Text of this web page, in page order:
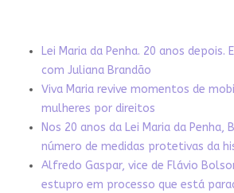
Lei Maria da Penha. 20 anos depois.
com Juliana Brandão
Viva Maria revive momentos de
mulheres por direitos
Nos 20 anos da Lei Maria da Penha,
número de medidas protetivas da
Alfredo Gaspar, vice de Flávio
estupro em processo que está